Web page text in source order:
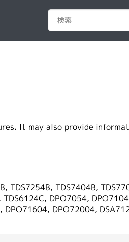
It may also provide
TDS7254B, TDS7404B,
DPO7054,
DPO72004,